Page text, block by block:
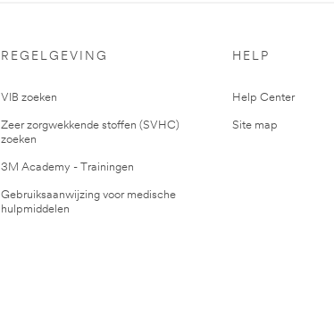
REGELGEVING
VIB zoeken
Zeer zorgwekkende stoffen (SVHC)
zoeken
3M Academy - Trainingen
Gebruiksaanwijzing voor medische
hulpmiddelen
HELP
Help Center
Site map